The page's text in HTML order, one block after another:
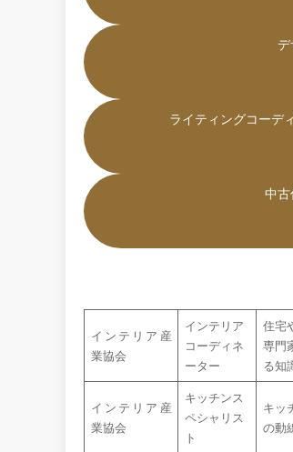
デ
ライティングコーデ
中古
インテリア産
業協会
インテリア
コーディネ
ーター
住宅
専門
る知
インテリア産
業協会
キッチンス
ペシャリス
ト
キッ
の動